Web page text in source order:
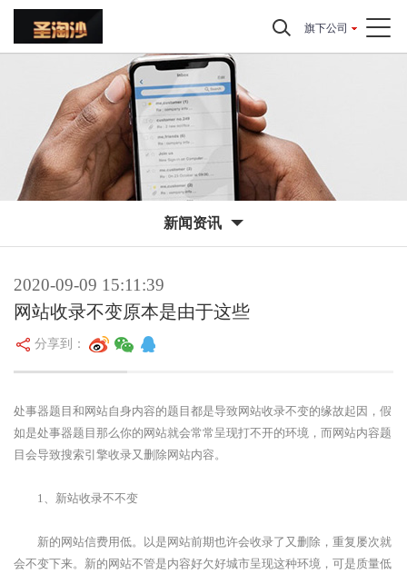
旗下公司
新闻资讯
2020-09-09 15:11:39
网站收录不变原本是由于这些
分享到：
处事器题目和网站自身内容的题目都是导致网站收录不变的缘故起因，假
如是处事器题目那么你的网站就会常常呈现打不开的环境，而网站内容题
目会导致搜索引擎收录又删除网站内容。
1、新站收录不不变
新的网站信费用低。以是网站前期也许会收录了又删除，重复屡次就
会不变下来。新的网站不管是内容好欠好城市呈现这种环境，可是质量低